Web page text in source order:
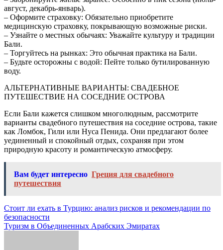
август, декабрь-январь).
– Оформите страховку: Обязательно приобретите
медицинскую страховку, покрывающую возможные риски.
– Узнайте о местных обычаях: Уважайте культуру и традиции
Бали.
– Торгуйтесь на рынках: Это обычная практика на Бали.
– Будьте осторожны с водой: Пейте только бутилированную
воду.
АЛЬТЕРНАТИВНЫЕ ВАРИАНТЫ: СВАДЕБНОЕ
ПУТЕШЕСТВИЕ НА СОСЕДНИЕ ОСТРОВА
Если Бали кажется слишком многолюдным, рассмотрите
варианты свадебного путешествия на соседние острова, такие
как Ломбок, Гили или Нуса Пенида. Они предлагают более
уединенный и спокойный отдых, сохраняя при этом
природную красоту и романтическую атмосферу.
Вам будет интересно Греция для свадебного
путешествия
Навигация
по
Стоит ли ехать в Турцию: анализ рисков и рекомендации по
безопасности
Туризм в Объединенных Арабских Эмиратах